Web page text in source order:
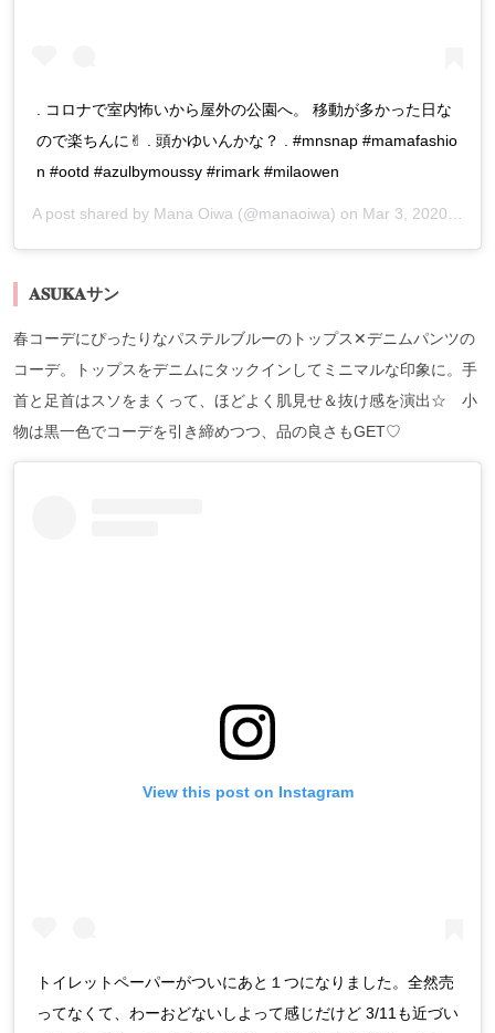
. コロナで室内怖いから屋外の公園へ。 移動が多かった日な
ので楽ちんに✌︎ . 頭かゆいんかな？ . #mnsnap #mamafashio
n #ootd #azulbymoussy #rimark #milaowen
A post shared by Mana Oiwa (@manaoiwa) on Mar 3, 2020 at 1:37am PST
𝐀𝐒𝐔𝐊𝐀サン
春コーデにぴったりなパステルブルーのトップス✕デニムパンツの
コーデ。トップスをデニムにタックインしてミニマルな印象に。手
首と足首はスソをまくって、ほどよく肌見せ＆抜け感を演出☆ 小
物は黒一色でコーデを引き締めつつ、品の良さもGET♡
View this post on Instagram
トイレットペーパーがついにあと１つになりました。全然売
ってなくて、わーおどないしよって感じだけど 3/11も近づい